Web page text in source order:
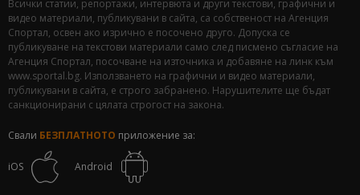
Всички статии, репортажи, интервюта и други текстови, графични и
видео материали, публикувани в сайта, са собственост на Агенция
Спортал, освен ако изрично е посочено друго. Допуска се
публикуване на текстови материали само след писмено съгласие на
Агенция Спортал, посочване на източника и добавяне на линк към
www.sportal.bg. Използването на графични и видео материали,
публикувани в сайта, е строго забранено. Нарушителите ще бъдат
санкционирани с цялата строгост на закона.
Свали БЕЗПЛАТНОТО приложение за:
iOS Android